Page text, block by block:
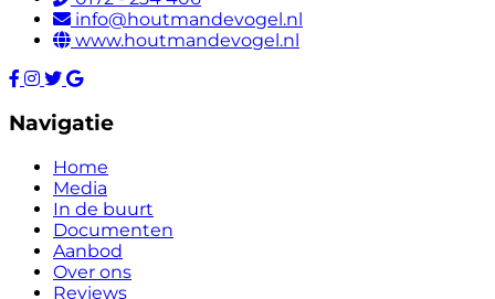
info@houtmandevogel.nl
www.houtmandevogel.nl
Navigatie
Home
Media
In de buurt
Documenten
Aanbod
Over ons
Reviews